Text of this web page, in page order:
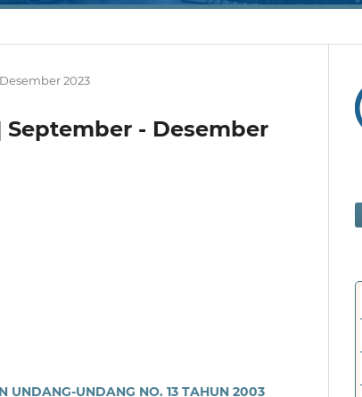
2023
September - Desember
UNDANG-UNDANG NO. 13 TAHUN 2003